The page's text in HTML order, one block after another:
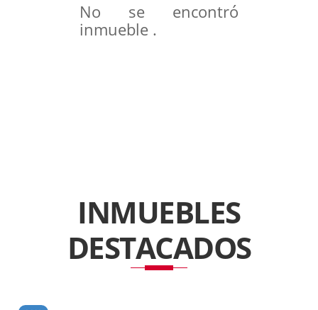
No se encontró
inmueble .
INMUEBLES
DESTACADOS